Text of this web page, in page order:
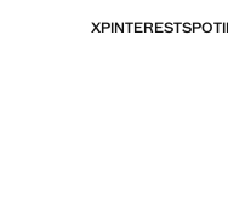
PINTEREST
X